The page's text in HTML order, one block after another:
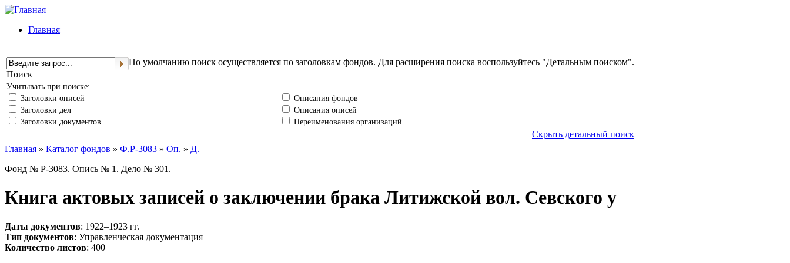
Главная
По умолчанию поиск осуществляется по заголовкам фондов. Для расширения поиска воспользуйтесь "Детальным поиском".
Поиск
Учитывать при поиске:
Заголовки описей
Описания фондов
Заголовки дел
Описания описей
Заголовки документов
Переименования организаций
Скрыть детальный поиск
Главная » Каталог фондов » Ф.Р-3083 » Оп. » Д.
Фонд № Р-3083. Опись № 1. Дело № 301.
Книга актовых записей о заключении брака Литижской вол. Севского у
Даты документов: 1922–1923 гг.
Тип документов: Управленческая документация
Количество листов: 400